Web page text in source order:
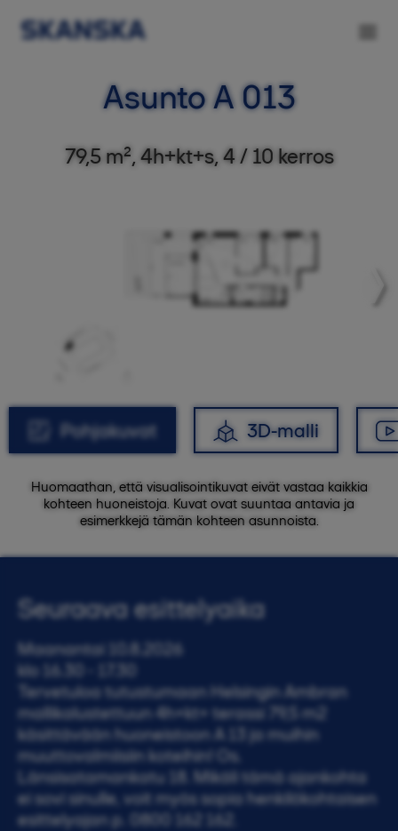
Asunto A 013
79,5 m², 4h+kt+s, 4 / 10 kerros
Pohjakuvat 3D-malli
Huomaathan, että visualisointikuvat eivät vastaa kaikkia
kohteen huoneistoja. Kuvat ovat suuntaa antavia ja
esimerkkejä tämän kohteen asunnoista.
Seuraava esittelyaika
Maanantai 10.8.2026
klo 16.30 - 17.30
Tervetuloa tutustumaan Helsingin Ambran
mallikalustettuun 4h+kt+ terassi 79,5 m2
käsittävään huoneistoon A 13 ja muihin
muuttovalmiisiin koteihin! Os.
Länsisatamankatu 18. Mikäli tämä ajankohta
ei sovi sinulle, voit myös sopia henkilökohtaisen
esittelyajan p. 0800 162 162.